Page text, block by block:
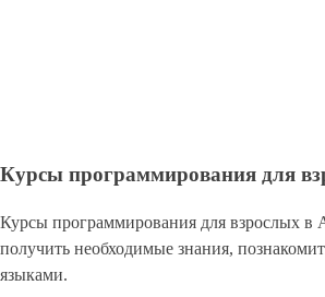
Курсы программирования для
Курсы программирования для взрослых в
получить необходимые знания,
языками.